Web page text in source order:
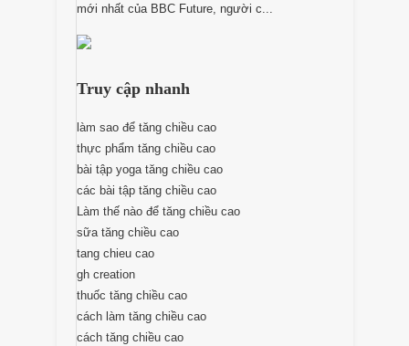
mới nhất của BBC Future, người c...
Truy cập nhanh
làm sao để tăng chiều cao
thực phẩm tăng chiều cao
bài tập yoga tăng chiều cao
các bài tập tăng chiều cao
Làm thế nào để tăng chiều cao
sữa tăng chiều cao
tang chieu cao
gh creation
thuốc tăng chiều cao
cách làm tăng chiều cao
cách tăng chiều cao